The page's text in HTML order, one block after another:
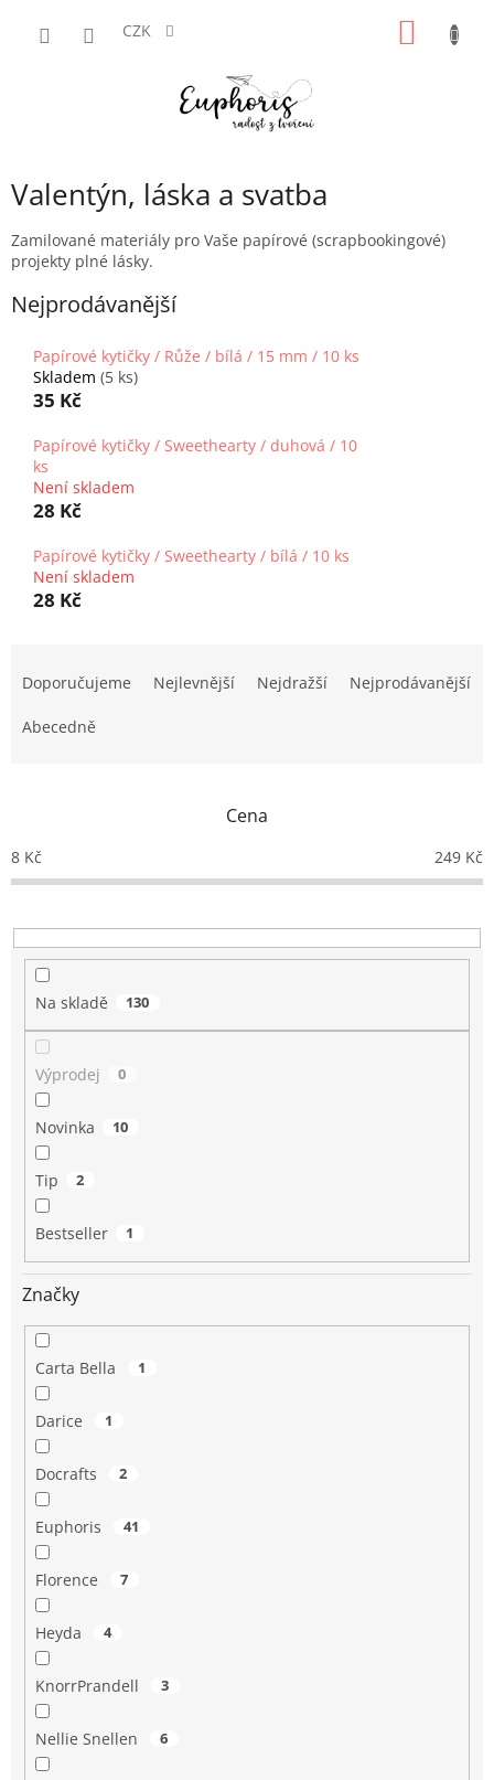
CZK
Valentýn, láska a svatba
Zamilované materiály pro Vaše papírové (scrapbookingové)
projekty plné lásky.
Nejprodávanější
Papírové kytičky / Růže / bílá / 15 mm / 10 ks
Skladem (5 ks)
35 Kč
Papírové kytičky / Sweethearty / duhová / 10
ks
Není skladem
28 Kč
Papírové kytičky / Sweethearty / bílá / 10 ks
Není skladem
28 Kč
o
d
k
t
Doporučujeme Nejlevnější Nejdražší Nejprodávanější
Abecedně
Cena
8 Kč 249 Kč
Na skladě 130
Výprodej 0
Novinka 10
Tip 2
Bestseller 1
Značky
Carta Bella 1
Darice 1
Docrafts 2
Euphoris 41
Florence 7
Heyda 4
KnorrPrandell 3
Nellie Snellen 6